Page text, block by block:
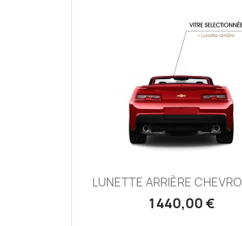
LUNETTE ARRIÈRE
1 440,00 €